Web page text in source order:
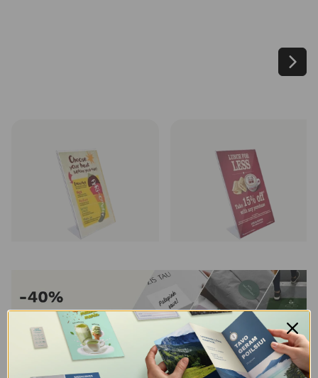
organinio stiklo, A4
Rinktis
organinio stiklo, A5
Rinktis